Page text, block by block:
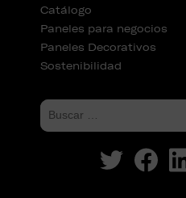
Catálogo
Paneles para negocios
Paneles Decorativos
Sostenibilidad